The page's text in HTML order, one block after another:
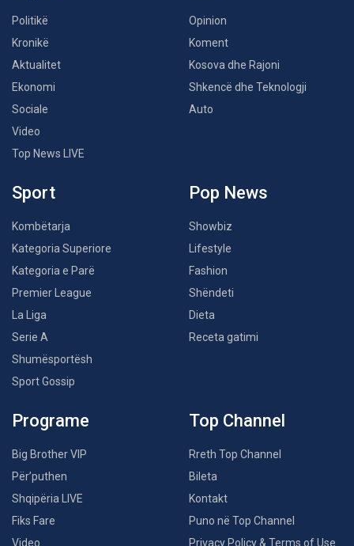
Politikë
Kronikë
Aktualitet
Ekonomi
Sociale
Video
Top News LIVE
Opinion
Koment
Kosova dhe Rajoni
Shkencë dhe Teknologji
Auto
Sport
Kombëtarja
Kategoria Superiore
Kategoria e Parë
Premier League
La Liga
Serie A
Shumësportësh
Sport Gossip
Pop News
Showbiz
Lifestyle
Fashion
Shëndeti
Dieta
Receta gatimi
Programe
Big Brother VIP
Për’puthen
Shqipëria LIVE
Fiks Fare
Video
Top Channel
Rreth Top Channel
Bileta
Kontakt
Puno në Top Channel
Privacy Policy & Terms of Use